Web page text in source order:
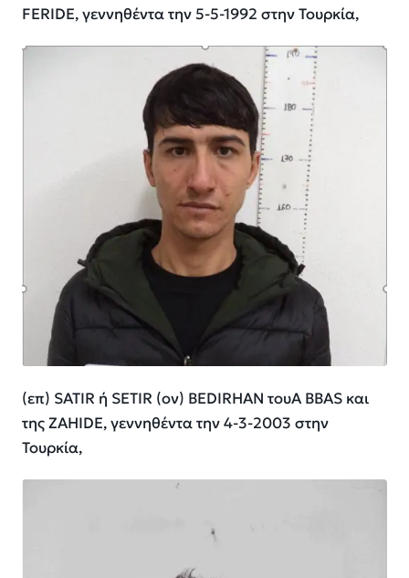
FERIDE, γεννηθέντα την 5-5-1992 στην Τουρκία,
(επ) SATIR ή SETIR (ον) BEDIRHAN τουA BBAS και
της ZAHIDE, γεννηθέντα την 4-3-2003 στην
Τουρκία,